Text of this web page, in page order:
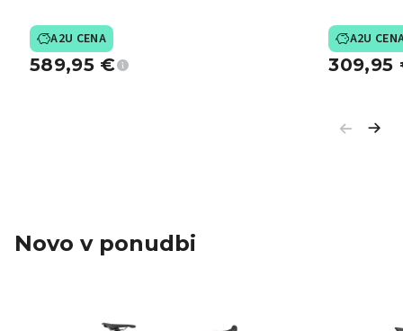
A2U CENA
589,95 €
A2U
309,95
Novo v ponudbi